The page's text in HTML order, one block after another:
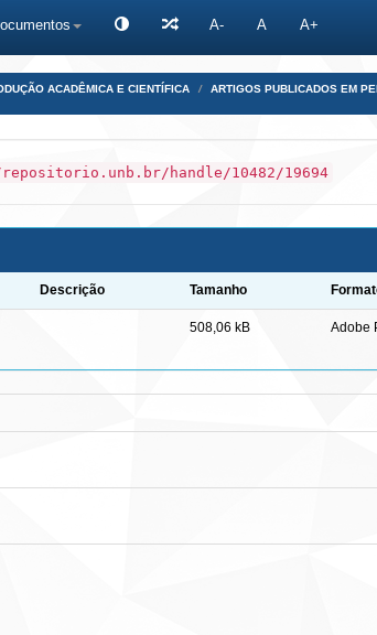
A- A A+
ACADÊMICA E CIENTÍFICA ARTIGOS PUBLICADOS EM
handle/10482/19694
Descrição Tamanho
508,06 kB Adobe